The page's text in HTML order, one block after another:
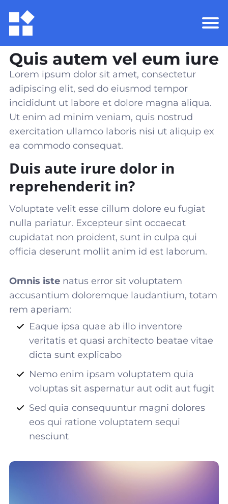
Quis autem vel eum iure
Lorem ipsum dolor sit amet, consectetur
adipiscing elit, sed do eiusmod tempor
incididunt ut labore et dolore magna aliqua.
Ut enim ad minim veniam, quis nostrud
exercitation ullamco laboris nisi ut aliquip ex
ea commodo consequat.
Duis aute irure dolor in
reprehenderit in?
Voluptate velit esse cillum dolore eu fugiat
nulla pariatur. Excepteur sint occaecat
cupidatat non proident, sunt in culpa qui
officia deserunt mollit anim id est laborum.
Omnis iste natus error sit voluptatem
accusantium doloremque laudantium, totam
rem aperiam:
Eaque ipsa quae ab illo inventore
veritatis et quasi architecto beatae vitae
dicta sunt explicabo
Nemo enim ipsam voluptatem quia
voluptas sit aspernatur aut odit aut fugit
Sed quia consequuntur magni dolores
eos qui ratione voluptatem sequi
nesciunt